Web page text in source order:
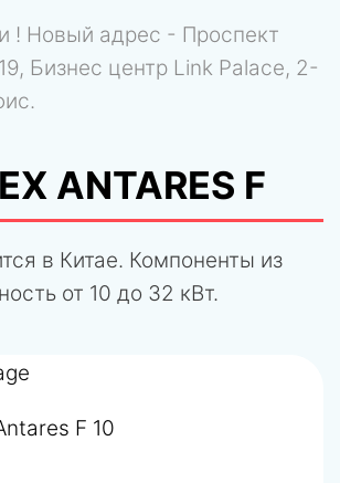
! Новый адрес - Проспект
Бизнес центр Link Palace, 2-
ANTARES F
в Китае. Компоненты из
от 10 до 32 кВт.